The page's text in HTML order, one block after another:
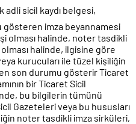
adli sicil kaydı belgesi,
imza beyannamesi
olması halinde, noter tasdikli
halinde, ilgisine göre
kurucuları ile tüzel kişiliğin
son durumu gösterir Ticaret
bir Ticaret Sicil
bu bilgilerin tümünü
Gazeteleri veya bu hususları
noter tasdikli imza sirküleri,